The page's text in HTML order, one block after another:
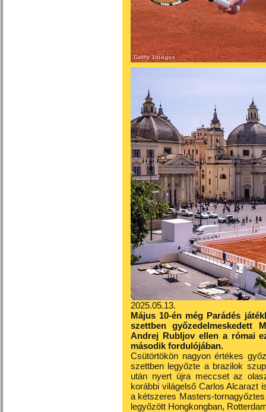
2025.05.13.
Május 10-én még Parádés
szettben győzedelmeskedett
Andrej Rubljov ellen a római
második fordulójában.
Csütörtökön nagyon értékes
szettben legyőzte a brazilok
után nyert újra meccset az
korábbi világelső Carlos Alcarazt
a kétszeres Masters-
legyőzött Hongkongban,